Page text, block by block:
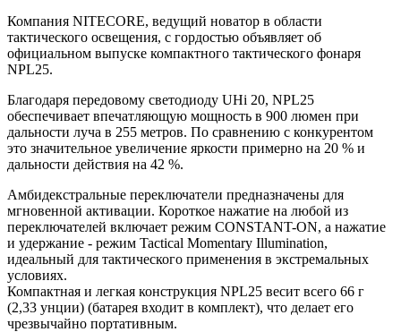
Компания NITECORE, ведущий новатор в области
тактического освещения, с гордостью объявляет об
официальном выпуске компактного тактического фонаря
NPL25.
Благодаря передовому светодиоду UHi 20, NPL25
обеспечивает впечатляющую мощность в 900 люмен при
дальности луча в 255 метров. По сравнению с конкурентом
это значительное увеличение яркости примерно на 20 % и
дальности действия на 42 %.
Амбидекстральные переключатели предназначены для
мгновенной активации. Короткое нажатие на любой из
переключателей включает режим CONSTANT-ON, а нажатие
и удержание - режим Tactical Momentary Illumination,
идеальный для тактического применения в экстремальных
условиях.
Компактная и легкая конструкция NPL25 весит всего 66 г
(2,33 унции) (батарея входит в комплект), что делает его
чрезвычайно портативным.